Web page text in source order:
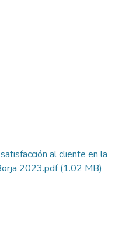
al cliente en la
2023.pdf(1.02 MB)